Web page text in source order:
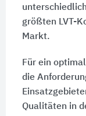
größten LVT-
Markt.
Für ein
die
Qualitäten in